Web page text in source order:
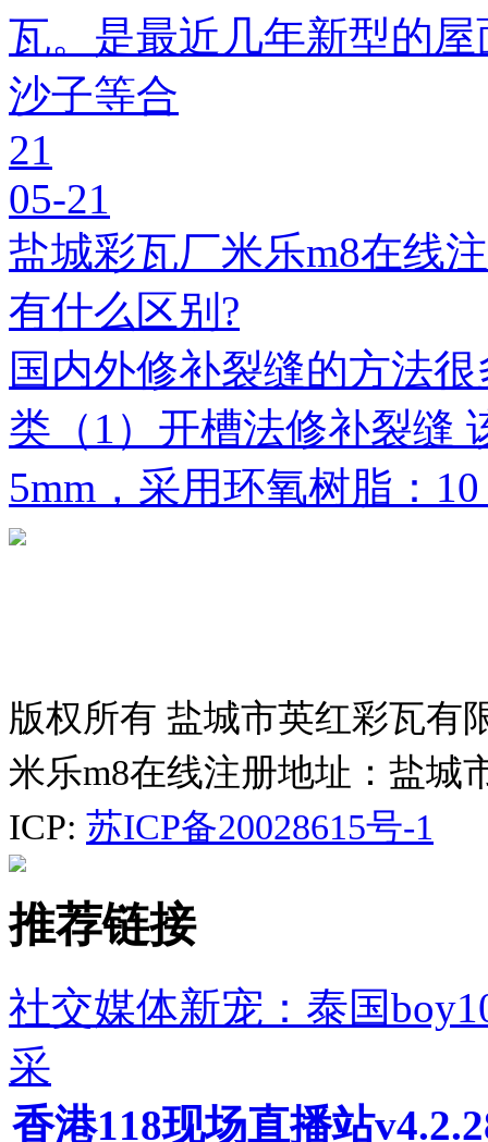
瓦。是最近几年新型的
沙子等合
21
05-21
盐城彩瓦厂米乐m8在线
有什么区别?
国内外修补裂缝的方法
类（1）开槽法修补裂缝
5mm，采用环氧树脂：
版权所有 盐城市英红彩瓦有
米乐m8在线注册地址：盐城
ICP: 苏ICP备20028615号-1
推荐链接
社交媒体新宠：泰国
采
香港118现场直播站